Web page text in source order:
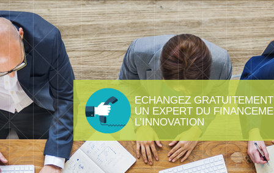
ECHANGEZ
UN EXPERT DU
L’INNOVATION